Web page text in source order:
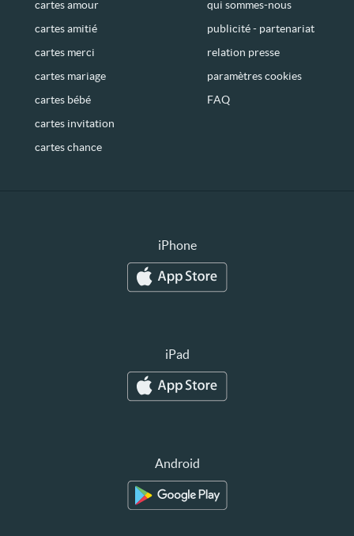
cartes amour
cartes amitié
cartes merci
cartes mariage
cartes bébé
cartes invitation
cartes chance
qui sommes-nous
publicité - partenariat
relation presse
paramètres cookies
FAQ
iPhone
iPad
Android